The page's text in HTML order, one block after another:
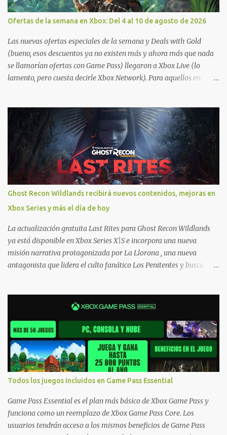
Ofertas de la semana en Xbox: Del 4 al 10 de agosto de 2026
Las nuevas ofertas especiales de la semana y Deals with Gold
(bueno, esos descuentos ya no existen más y ahora más que nada
se llamarían ofertas con Game Pass) llegaron a Xbox Live (lo
lamento, pero cuesta decirle Xbox Network). Para aquellos en
jugarlos y mantener un progreso compartido en Windows PC y
Xbox, y tenemos un listado de juegos compatibles por acá . ¿Aún
necesitas una mano con las compras? Tenemos un tutorial extenso
o en vídeo para que se quiten todas las dudas generales de cómo
hacer compras en Xbox . Podes consultar un listado más completo
de promociones desde xbox.com. El post puede tener
actualizaciones regulares o cambios ante cualquier error. Ofertas
- Argentina Ofertas - Chile Ofertas - Colombia Ofertas - México
Ofertas - Estados Unidos Ofertas - España Todas las ofertas de
Xbox One también aplican a Xbox Series, a excepción de los jue...
Ghost Recon Wildlands recibirá nuevos contenidos, mejoras en
Xbox Series y más el día de hoy
La actualización gratuita Last Rites para Ghost Recon Wildlands
ya está disponible en Xbox Series X|S e incorpora una nueva
misión narrativa protagonizada por La Llorona , una nueva
antagonista que lidera el culto fanático Los Penitentes y busca
Predator , uno de los desafíos más recordados por la comunidad,
junto con múltiples mejoras centradas en ampliar la libertad de
juego. Uno de los aspectos más importantes de Last Rites es la
gran cantidad de opciones de personalización incorporadas. Ahora
es posible ocultar más elementos de la interfaz, incluyendo las
trayectorias de lanzamiento de granadas y el resaltado de objetos
interactivos, además de desactivar automáticamente los sonidos
asociados cuando la interfaz está oculta. También se añaden los
llamados "Parámetros Ghost" , que permiten activar la recarga
táctica, limitar el número de armas ...
Todos los juegos incluidos en Game Pass Essential
Game Pass Essential es el plan más básico de Xbox Game Pass y
funciona como un reemplazo de Xbox Game Pass Core. Los
usuarios tendrán acceso a los mismos beneficios de Game Pass